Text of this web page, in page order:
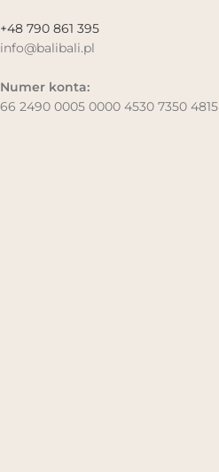
+48 790 861 395
info@balibali.pl
Numer konta:
66 2490 0005 0000 4530 7350 4815